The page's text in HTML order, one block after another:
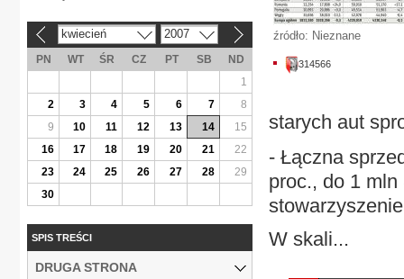
źródło: Nieznane
314566
starych aut
- Łączna
proc., do 1 mln
W skali...
kwiecień 2007
PN WT ŚR CZ PT SB
ND
1
2
3 4 5 6 7
8
9
10 11 12 13 14
15
16
17 18 19 20 21
22
23
24 25 26 27 28
29
30
SPIS TREŚCI
DRUGA STRONA